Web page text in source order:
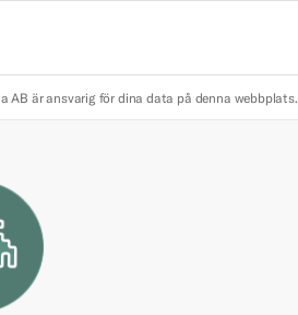
AB är ansvarig för dina data på denna webbplats.